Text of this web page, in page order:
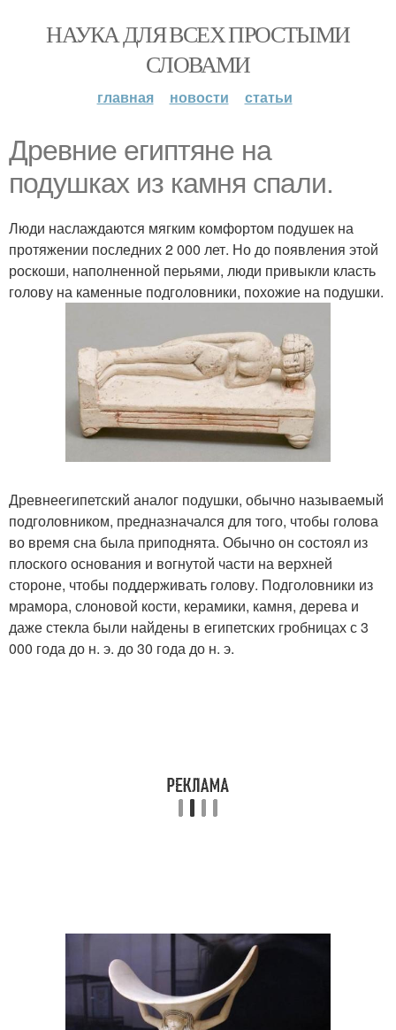
НАУКА ДЛЯ ВСЕХ ПРОСТЫМИ
СЛОВАМИ
главная новости статьи
Древние египтяне на
подушках из камня спали.
Люди наслаждаются мягким комфортом подушек на
протяжении последних 2 000 лет. Но до появления этой
роскоши, наполненной перьями, люди привыкли класть
голову на каменные подголовники, похожие на подушки.
Древнеегипетский аналог подушки, обычно называемый
подголовником, предназначался для того, чтобы голова
во время сна была приподнята. Обычно он состоял из
плоского основания и вогнутой части на верхней
стороне, чтобы поддерживать голову. Подголовники из
мрамора, слоновой кости, керамики, камня, дерева и
даже стекла были найдены в египетских гробницах с 3
000 года до н. э. до 30 года до н. э.